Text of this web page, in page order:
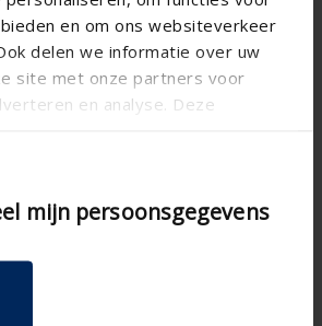
en om ons websiteverkeer
delen we informatie over uw
site met onze partners voor
en analyse. Deze
die u aan ze heeft verstrekt of
op basis van uw gebruik
mijn persoonsgegevens
Horizontal
Aluminum
Aero
renovation project , Project